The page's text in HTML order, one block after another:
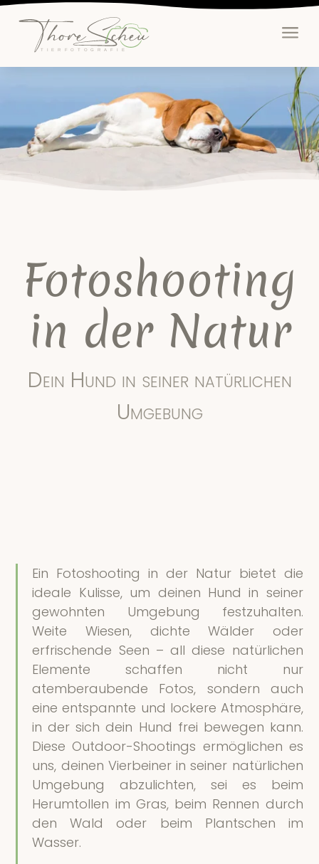
a

Portfolio
Kontakt
Meinersfehner Str. 46
26670 Uplengen
‭04956 4096861‬
moin@tierfoto.de
Fotoshooting
in der Natur
Dein Hund in seiner natürlichen
Umgebung
Ein Fotoshooting in der Natur bietet die
ideale Kulisse, um deinen Hund in seiner
gewohnten Umgebung festzuhalten.
Weite Wiesen, dichte Wälder oder
erfrischende Seen – all diese natürlichen
Elemente schaffen nicht nur
atemberaubende Fotos, sondern auch
eine entspannte und lockere Atmosphäre,
in der sich dein Hund frei bewegen kann.
Diese Outdoor-Shootings ermöglichen es
uns, deinen Vierbeiner in seiner natürlichen
Umgebung abzulichten, sei es beim
Herumtollen im Gras, beim Rennen durch
den Wald oder beim Plantschen im
Wasser.